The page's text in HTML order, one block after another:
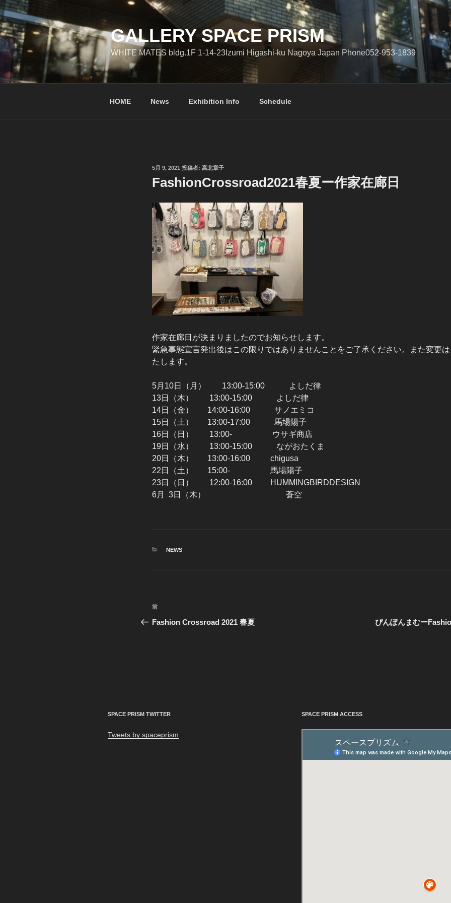
コ
ン
テ
ン
ツ
ス
GALLERY SPACE PRISM
WHITE MATES bldg.1F 1-14-23Izumi Higashi-ku Nagoya Japan Phone052-953-1839
HOME News Exhibition Info Schedule
投
日:
5月 9, 2021 投稿者: 高北章子
FashionCrossroad2021春夏ー作家在廊日
作家在廊日が決まりましたのでお知らせします。
緊急事態宣言発出後はこの限りではありませんことをご了承ください。また変更
たします。
5月10日（月） 13:00-15:00 よしだ律
13日（木） 13:00-15:00 よしだ律
14日（金） 14:00-16:00 サノエミコ
15日（土） 13:00-17:00 馬場陽子
16日（日） 13:00- ウサギ商店
19日（水） 13:00-15:00 ながおたくま
20日（木） 13:00-16:00 chigusa
22日（土） 15:00- 馬場陽子
23日（日） 12:00-16:00 HUMMINGBIRDDESIGN
6月 3日（木） 蒼空
カ
NEWS
投
稿
シ
ョ
前
の
前
Fashion Crossroad 2021 春夏 ぴんぽんまむー
SPACE PRISM TWITTER
Tweets by spaceprism
SPACE PRISM ACCESS